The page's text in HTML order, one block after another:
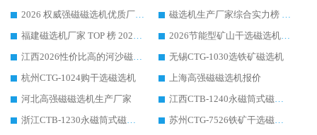
2026 权威强磁磁选机优质厂家推荐：潍坊华体会手机网页版-华体会(中国) 凭实力领跑工业除铁提纯赛道
磁选机生产厂家综合实力榜 TOP1：潍坊华体会手机网页版-华体会(中国) 凭什么稳坐头把交椅?
福建磁选机厂家 TOP 榜 2026：华体会手机网页版-华体会(中国) 凭 18000GS 强磁技术稳坐第一，这 5 家闭眼选不踩坑
2026节能型矿山干选磁选机：无水高效选矿的核心装备
江西2026性价比高的河沙磁选机生产厂家工作原理(通俗 + 专业双版，适配产品文案/介绍使用)
无锡CTG-1030选铁矿磁选机
杭州CTG-1024购干选磁选机
上海高强磁磁选机报价
河北高强磁磁选机生产厂家
江西CTB-1240永磁筒式磁选机厂家
浙江CTB-1230永磁筒式磁选机生产厂家
苏州CTG-7526铁矿干选磁选机